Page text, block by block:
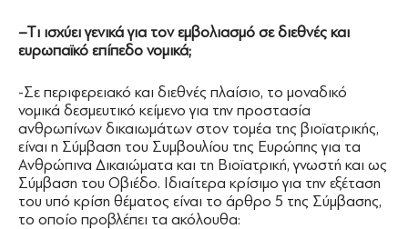
–Tι ισχύει γενικά για τον εμβολιασμό σε διεθνές και
ευρωπαϊκό επίπεδο νομικά;
-Σε περιφερειακό και διεθνές πλαίσιο, το μοναδικό
νομικά δεσμευτικό κείμενο για την προστασία
ανθρωπίνων δικαιωμάτων στον τομέα της βιοϊατρικής,
είναι η Σύμβαση του Συμβουλίου της Ευρώπης για τα
Ανθρώπινα Δικαιώματα και τη Βιοϊατρική, γνωστή και ως
Σύμβαση του Οβιέδο. Ιδιαίτερα κρίσιμο για την εξέταση
του υπό κρίση θέματος είναι το άρθρο 5 της Σύμβασης,
το οποίο προβλέπει τα ακόλουθα: